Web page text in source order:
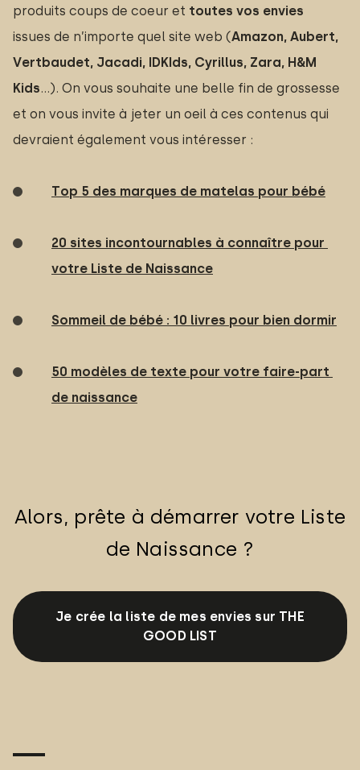
produits coups de coeur et toutes vos envies
issues de n’importe quel site web (Amazon, Aubert,
Vertbaudet, Jacadi, IDKIds, Cyrillus, Zara, H&M
Kids…). On vous souhaite une belle fin de grossesse
et on vous invite à jeter un oeil à ces contenus qui
devraient également vous intéresser :
Top 5 des marques de matelas pour bébé
20 sites incontournables à connaître pour
votre Liste de Naissance
Sommeil de bébé : 10 livres pour bien dormir
50 modèles de texte pour votre faire-part
de naissance
Alors, prête à démarrer votre Liste
de Naissance ?
Je crée la liste de mes envies sur THE
GOOD LIST